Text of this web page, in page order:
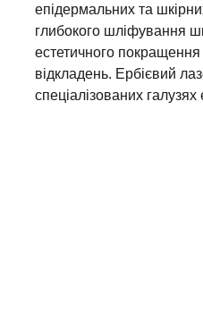
епідермальних та
глибокого шліфування
естетичного
відкладень. Ербієвий
спеціалізованих